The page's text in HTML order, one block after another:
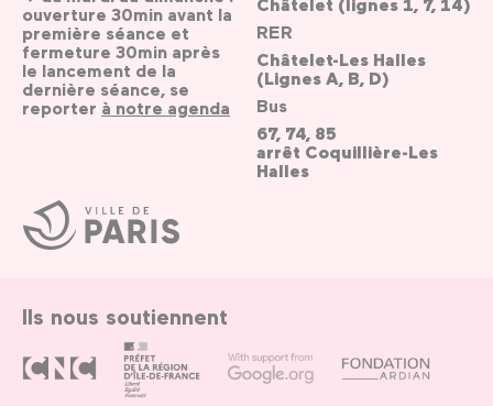
Ville
de
Paris
ouverture 30min avant la
première séance et
fermeture 30min après
le lancement de la
dernière séance, se
reporter à notre agenda
Châtelet (lignes 1, 7, 14)
RER
Châtelet-Les Halles
(Lignes A, B, D)
Bus
67, 74, 85
arrêt Coquillière-Les
Halles
Ils nous soutiennent